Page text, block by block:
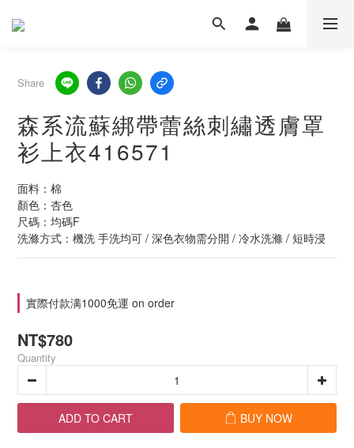
Share
森系流蘇綁帶蕾絲刺繡透膚罩
衫上衣416571
面料：棉
顏色：杏色
尺碼：均碼F
洗滌方式：機洗 手洗均可 / 深色衣物需分開 / 冷水洗滌 / 短時浸
實際付款满1000免運 on order
NT$780
Quantity
ADD TO CART BUY NOW